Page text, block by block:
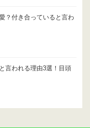
？付き合っていると言わ
言われる理由3選！目頭